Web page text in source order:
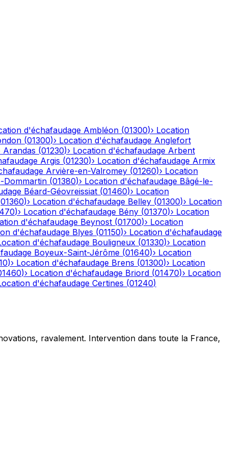
d'échafaudage Ambléon (01300)› Location
(01300)› Location d'échafaudage Anglefort
Arandas (01230)› Location d'échafaudage Arbent
Argis (01230)› Location d'échafaudage Armix
Arvière-en-Valromey (01260)› Location
Dommartin (01380)› Location d'échafaudage Bâgé-le-
Béard-Géovreissiat (01460)› Location
01360)› Location d'échafaudage Belley (01300)› Location
)› Location d'échafaudage Bény (01370)› Location
d'échafaudage Beynost (01700)› Location
d'échafaudage Blyes (01150)› Location d'échafaudage
d'échafaudage Bouligneux (01330)› Location
Boyeux-Saint-Jérôme (01640)› Location
)› Location d'échafaudage Brens (01300)› Location
)› Location d'échafaudage Briord (01470)› Location
d'échafaudage Certines (01240)
ravalement. Intervention dans toute la France,